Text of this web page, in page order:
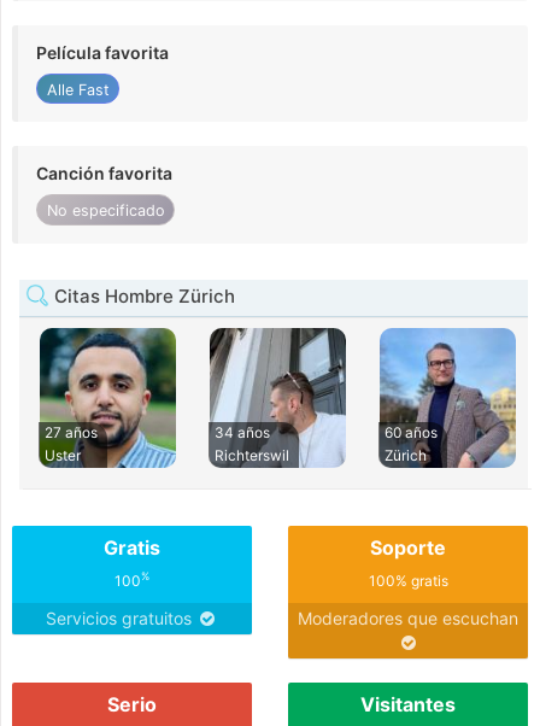
Película favorita
Alle Fast
Canción favorita
No especificado
Citas Hombre Zürich
27 años
Uster
34 años
Richterswil
60 años
Zürich
Gratis
100%
Servicios gratuitos
Soporte
100% gratis
Moderadores que escuchan
Serio Visitantes